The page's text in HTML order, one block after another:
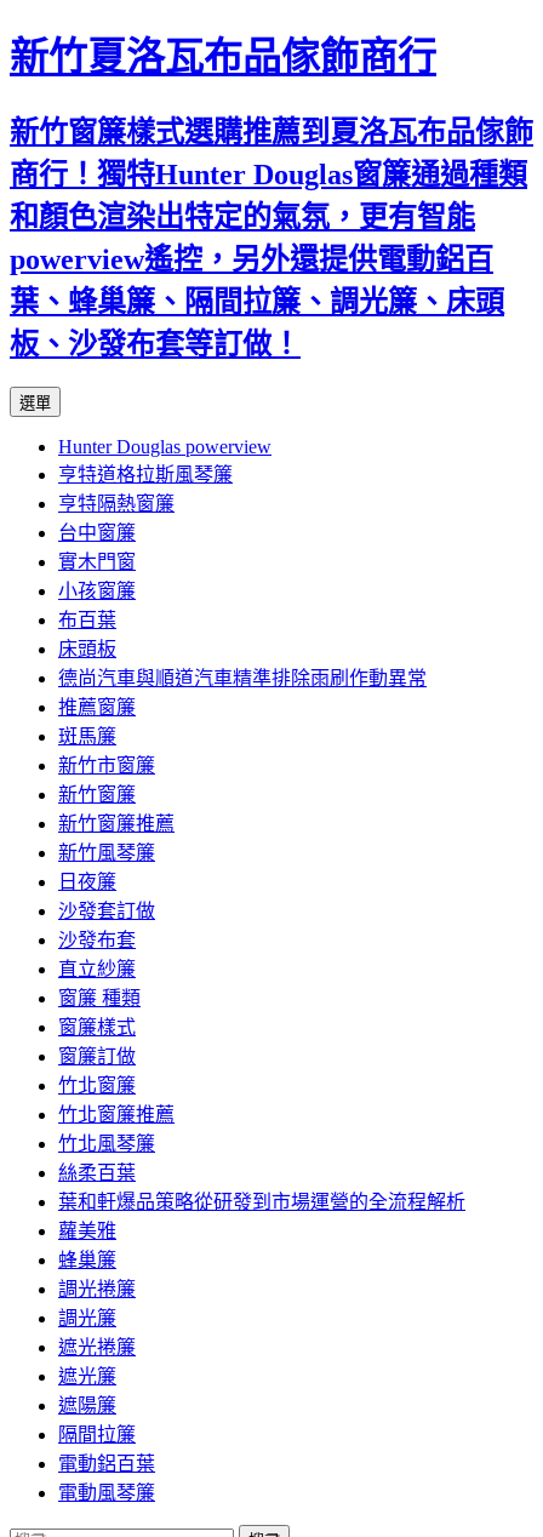
新竹夏洛瓦布品傢飾商行
新竹窗簾樣式選購推薦到夏洛瓦布品傢飾
商行！獨特Hunter Douglas窗簾通過種類
和顏色渲染出特定的氣氛，更有智能
powerview遙控，另外還提供電動鋁百
葉、蜂巢簾、隔間拉簾、調光簾、床頭
板、沙發布套等訂做！
選單
內
容
Hunter Douglas powerview
亨特道格拉斯風琴簾
亨特隔熱窗簾
台中窗簾
實木門窗
小孩窗簾
布百葉
床頭板
德尚汽車與順道汽車精準排除雨刷作動異常
推薦窗簾
斑馬簾
新竹市窗簾
新竹窗簾
新竹窗簾推薦
新竹風琴簾
日夜簾
沙發套訂做
沙發布套
直立紗簾
窗簾 種類
窗簾樣式
窗簾訂做
竹北窗簾
竹北窗簾推薦
竹北風琴簾
絲柔百葉
葉和軒爆品策略從研發到市場運營的全流程解析
蘿美雅
蜂巢簾
調光捲簾
調光簾
遮光捲簾
遮光簾
遮陽簾
隔間拉簾
電動鋁百葉
電動風琴簾